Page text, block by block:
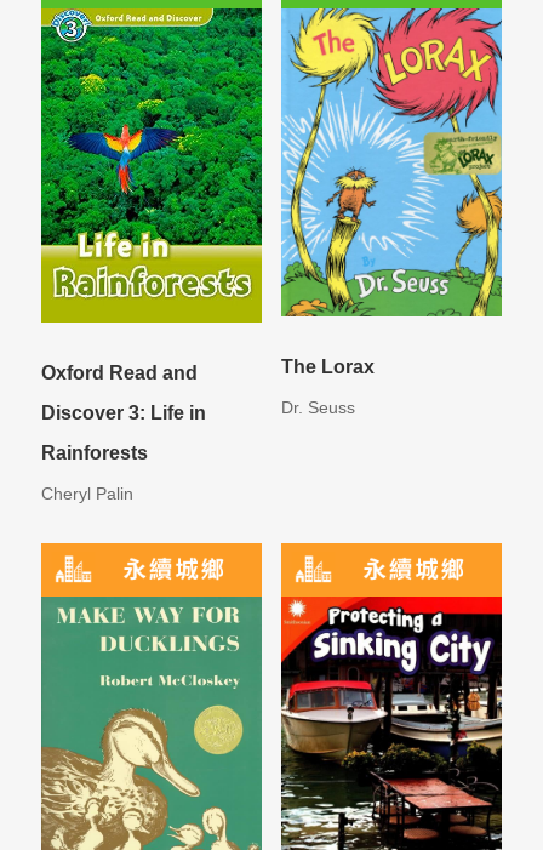
Oxford Read and
Discover 3: Life in
Rainforests
Cheryl Palin
The Lorax
Dr. Seuss